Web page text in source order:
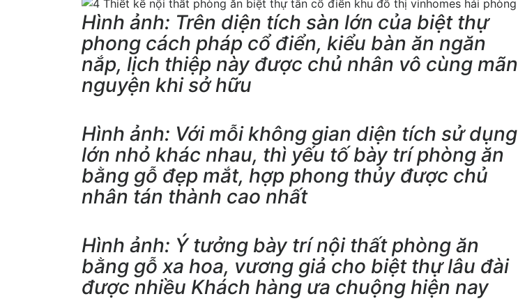
Hình ảnh: Trên diện tích sàn lớn của biệt thự
phong cách pháp cổ điển, kiểu bàn ăn ngăn
nắp, lịch thiệp này được chủ nhân vô cùng mãn
nguyện khi sở hữu
Hình ảnh: Với mỗi không gian diện tích sử dụng
lớn nhỏ khác nhau, thì yếu tố bày trí phòng ăn
bằng gỗ đẹp mắt, hợp phong thủy được chủ
nhân tán thành cao nhất
Hình ảnh: Ý tưởng bày trí nội thất phòng ăn
bằng gỗ xa hoa, vương giả cho biệt thự lâu đài
được nhiều Khách hàng ưa chuộng hiện nay